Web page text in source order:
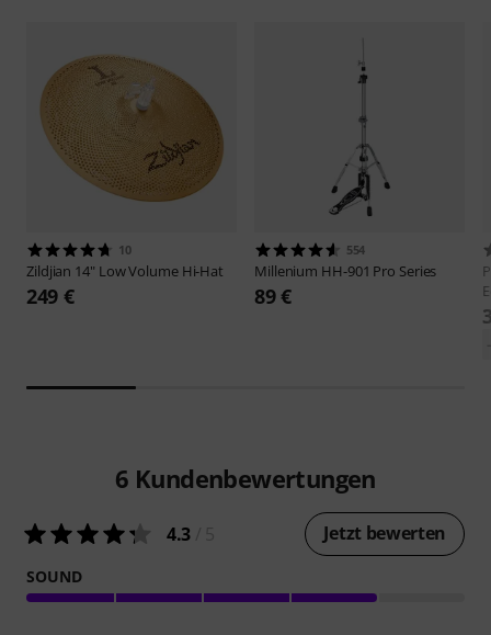
10
Zildjian 14" Low Volume Hi-Hat
249 €
554
Millenium HH-901 Pro Series
89 €
6 Kundenbewertungen
4.3 Jetzt bewerten
SOUND